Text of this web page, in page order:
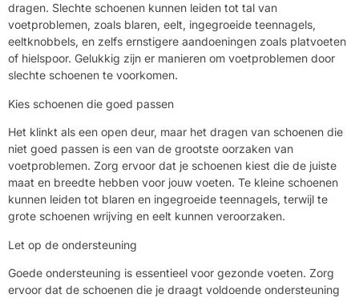
dragen. Slechte schoenen kunnen leiden tot tal van
voetproblemen, zoals blaren, eelt, ingegroeide teennagels,
eeltknobbels, en zelfs ernstigere aandoeningen zoals platvoeten
of hielspoor. Gelukkig zijn er manieren om voetproblemen door
slechte schoenen te voorkomen.
Kies schoenen die goed passen
Het klinkt als een open deur, maar het dragen van schoenen die
niet goed passen is een van de grootste oorzaken van
voetproblemen. Zorg ervoor dat je schoenen kiest die de juiste
maat en breedte hebben voor jouw voeten. Te kleine schoenen
kunnen leiden tot blaren en ingegroeide teennagels, terwijl te
grote schoenen wrijving en eelt kunnen veroorzaken.
Let op de ondersteuning
Goede ondersteuning is essentieel voor gezonde voeten. Zorg
ervoor dat de schoenen die je draagt voldoende ondersteuning